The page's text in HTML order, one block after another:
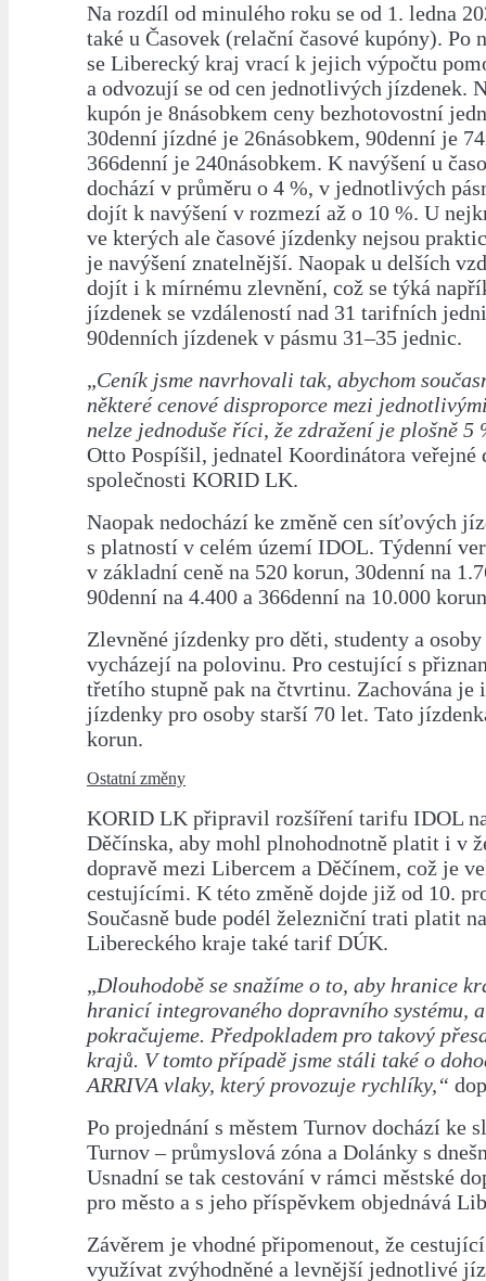
Na rozdíl od minulého roku se od 1. ledna
také u Časovek (relační časové kupóny). Po
se Liberecký kraj vrací k jejich výpočtu
a odvozují se od cen jednotlivých jízdenek.
kupón je 8násobkem ceny bezhotovostní
30denní jízdné je 26násobkem, 90denní je
366denní je 240násobkem. K navýšení u
dochází v průměru o 4 %, v jednotlivých
dojít k navýšení v rozmezí až o 10 %. U
ve kterých ale časové jízdenky nejsou
je navýšení znatelnější. Naopak u delších
dojít i k mírnému zlevnění, což se týká
jízdenek se vzdáleností nad 31 tarifních
90denních jízdenek v pásmu 31–35 jednic.
„Ceník jsme navrhovali tak, abychom
některé cenové disproporce mezi
nelze jednoduše říci, že zdražení je plošně 5
Otto Pospíšil, jednatel Koordinátora veřejné
společnosti KORID LK.
Naopak nedochází ke změně cen síťových
s platností v celém území IDOL. Týdenní
v základní ceně na 520 korun, 30denní na
90denní na 4.400 a 366denní na 10.000
Zlevněné jízdenky pro děti, studenty a
vycházejí na polovinu. Pro cestující s
třetího stupně pak na čtvrtinu. Zachována je
jízdenky pro osoby starší 70 let. Tato
korun.
Ostatní změny
KORID LK připravil rozšíření tarifu IDOL
Děčínska, aby mohl plnohodnotně platit i v
dopravě mezi Libercem a Děčínem, což je
cestujícími. K této změně dojde již od 10.
Současně bude podél železniční trati platit
Libereckého kraje také tarif DÚK.
„Dlouhodobě se snažíme o to, aby hranice
hranicí integrovaného dopravního systému,
pokračujeme. Předpokladem pro takový
krajů. V tomto případě jsme stáli také o
ARRIVA vlaky, který provozuje rychlíky,“
Po projednání s městem Turnov dochází ke
Turnov – průmyslová zóna a Dolánky s
Usnadní se tak cestování v rámci městské
pro město a s jeho příspěvkem objednává
Závěrem je vhodné připomenout, že
využívat zvýhodněné a levnější jednotlivé